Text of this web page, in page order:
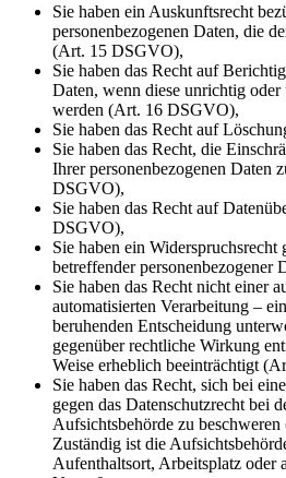
Sie haben ein Auskunftsrecht
personenbezogenen Daten, die
(Art. 15 DSGVO),
Sie haben das Recht auf
Daten, wenn diese unrichtig
werden (Art. 16 DSGVO),
Sie haben das Recht auf
Sie haben das Recht, die
Ihrer personenbezogenen Daten
DSGVO),
Sie haben das Recht auf
DSGVO),
Sie haben ein Widerspruchsrecht
betreffender
Sie haben das Recht nicht einer
automatisierten Verarbeitung –
beruhenden Entscheidung
gegenüber rechtliche Wirkung
Weise erheblich beeinträchtigt
Sie haben das Recht, sich bei
gegen das Datenschutzrecht bei
Aufsichtsbehörde zu
Zuständig ist die
Aufenthaltsort, Arbeitsplatz oder